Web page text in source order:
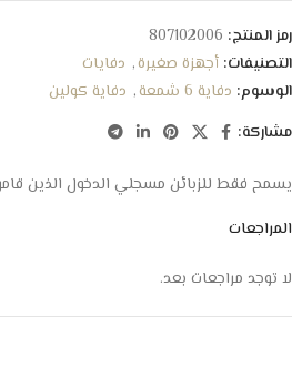
رمز المنتج: 807102006
التصنيفات: أجهزة صغيرة, دفايات
الوسوم: دفاية 6 شمعة , دفاية كولين
مشاركة:
المراجعات
لا توجد مراجعات بعد.
يسمح فقط للزبائن مسجلي الدخول الذين